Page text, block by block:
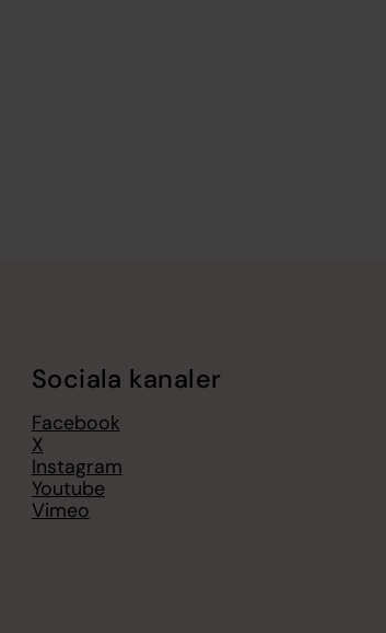
Sociala kanaler
Facebook
X
Instagram
Youtube
Vimeo